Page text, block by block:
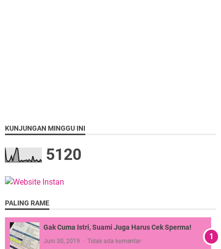
KUNJUNGAN MINGGU INI
5120
PALING RAME
Gak Cuma Istri, Suami Juga Harus Cek Sperma!
Juni 30, 2019 Tidak ada komentar